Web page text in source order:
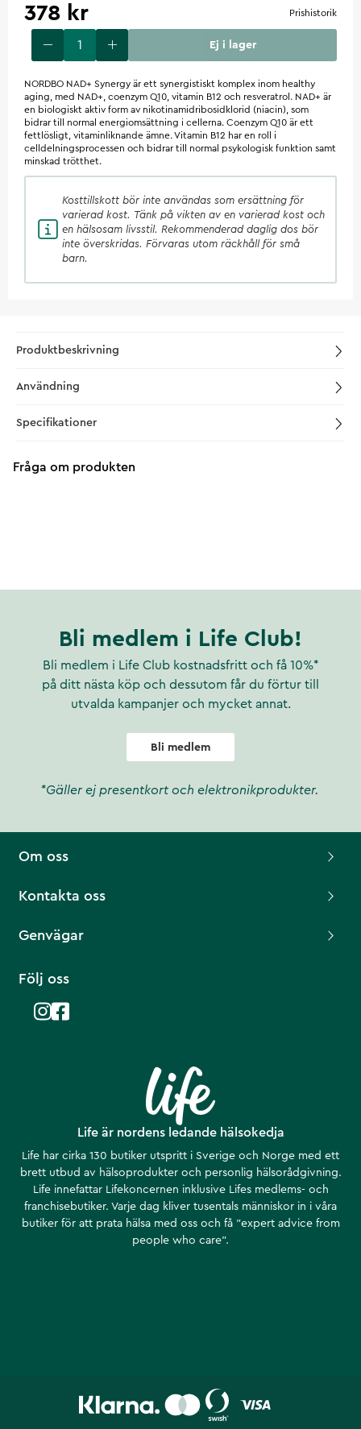
378 kr Prishistorik
Ej i lager
NORDBO NAD+ Synergy är ett synergistiskt komplex inom healthy
aging, med NAD+, coenzym Q10, vitamin B12 och resveratrol. NAD+ är
en biologiskt aktiv form av nikotinamidribosidklorid (niacin), som
bidrar till normal energiomsättning i cellerna. Coenzym Q10 är ett
fettlösligt, vitaminliknande ämne. Vitamin B12 har en roll i
celldelningsprocessen och bidrar till normal psykologisk funktion samt
minskad trötthet.
Kosttillskott bör inte användas som ersättning för
varierad kost. Tänk på vikten av en varierad kost och
en hälsosam livsstil. Rekommenderad daglig dos bör
inte överskridas. Förvaras utom räckhåll för små
barn.
Produktbeskrivning
Användning
Specifikationer
Fråga om produkten
Bli medlem i Life Club!
Bli medlem i Life Club kostnadsfritt och få 10%*
på ditt nästa köp och dessutom får du förtur till
utvalda kampanjer och mycket annat.
Bli medlem
*Gäller ej presentkort och elektronikprodukter.
Life är nordens ledande hälsokedja
Life har cirka 130 butiker utspritt i Sverige och Norge med ett
brett utbud av hälsoprodukter och personlig hälsorådgivning.
Life innefattar Lifekoncernen inklusive Lifes medlems- och
franchisebutiker. Varje dag kliver tusentals människor in i våra
butiker för att prata hälsa med oss och få ”expert advice from
people who care”.
Om oss
Kontakta oss
Genvägar
Följ oss